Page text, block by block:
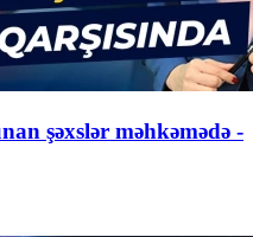
şəxslər məhkəmədə -